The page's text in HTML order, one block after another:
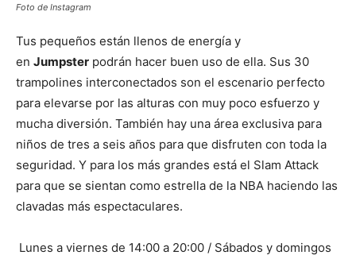
Foto de Instagram
Tus pequeños están llenos de energía y
en Jumpster podrán hacer buen uso de ella. Sus 30
trampolines interconectados son el escenario perfecto
para elevarse por las alturas con muy poco esfuerzo y
mucha diversión. También hay una área exclusiva para
niños de tres a seis años para que disfruten con toda la
seguridad. Y para los más grandes está el Slam Attack
para que se sientan como estrella de la NBA haciendo las
clavadas más espectaculares.
Lunes a viernes de 14:00 a 20:00 / Sábados y domingos